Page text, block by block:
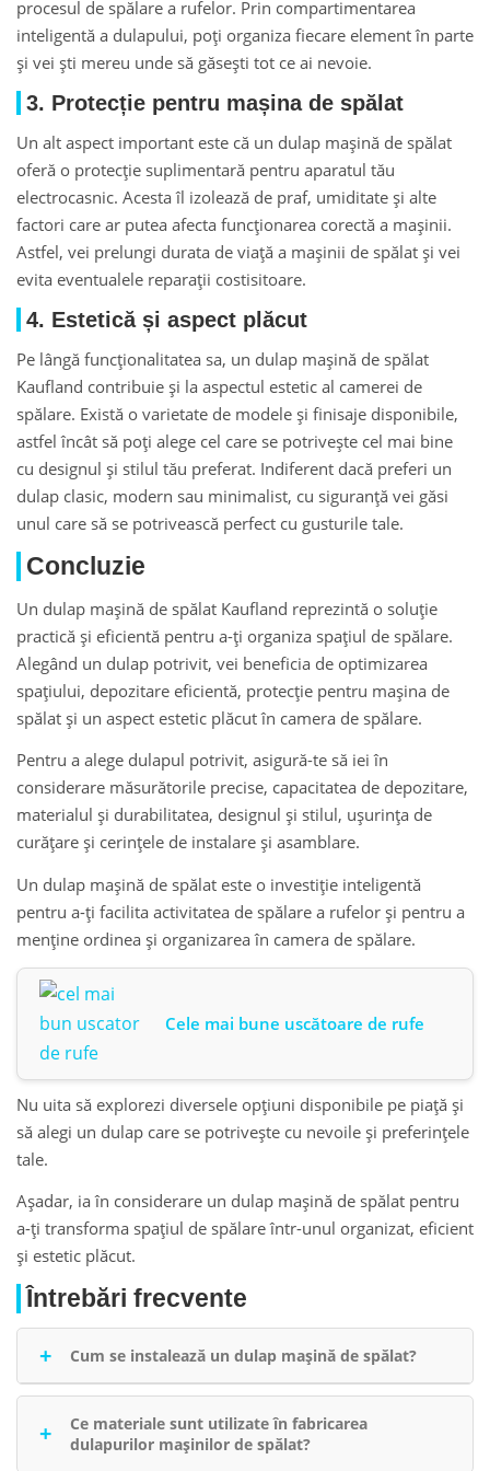
procesul de spălare a rufelor. Prin compartimentarea
inteligentă a dulapului, poți organiza fiecare element în parte
și vei ști mereu unde să găsești tot ce ai nevoie.
3. Protecție pentru mașina de spălat
Un alt aspect important este că un dulap maşină de spălat
oferă o protecție suplimentară pentru aparatul tău
electrocasnic. Acesta îl izolează de praf, umiditate și alte
factori care ar putea afecta funcționarea corectă a mașinii.
Astfel, vei prelungi durata de viață a mașinii de spălat și vei
evita eventualele reparații costisitoare.
4. Estetică și aspect plăcut
Pe lângă funcționalitatea sa, un dulap maşină de spălat
Kaufland contribuie și la aspectul estetic al camerei de
spălare. Există o varietate de modele și finisaje disponibile,
astfel încât să poți alege cel care se potrivește cel mai bine
cu designul și stilul tău preferat. Indiferent dacă preferi un
dulap clasic, modern sau minimalist, cu siguranță vei găsi
unul care să se potrivească perfect cu gusturile tale.
Concluzie
Un dulap maşină de spălat Kaufland reprezintă o soluție
practică și eficientă pentru a-ți organiza spațiul de spălare.
Alegând un dulap potrivit, vei beneficia de optimizarea
spațiului, depozitare eficientă, protecție pentru mașina de
spălat și un aspect estetic plăcut în camera de spălare.
Pentru a alege dulapul potrivit, asigură-te să iei în
considerare măsurătorile precise, capacitatea de depozitare,
materialul și durabilitatea, designul și stilul, ușurința de
curățare și cerințele de instalare și asamblare.
Un dulap maşină de spălat este o investiție inteligentă
pentru a-ți facilita activitatea de spălare a rufelor și pentru a
menține ordinea și organizarea în camera de spălare.
Cele mai bune uscătoare de rufe
Nu uita să explorezi diversele opțiuni disponibile pe piață și
să alegi un dulap care se potrivește cu nevoile și preferințele
tale.
Așadar, ia în considerare un dulap maşină de spălat pentru
a-ți transforma spațiul de spălare într-unul organizat, eficient
și estetic plăcut.
Întrebări frecvente
Cum se instalează un dulap maşină de spălat?
Instalarea unui dulap maşină de spălat poate varia în
funcție de modelul și producătorul ales. De obicei,
acestea vin cu instrucțiuni de asamblare și instalare pe
Ce materiale sunt utilizate în fabricarea
dulapurilor mașinilor de spălat?